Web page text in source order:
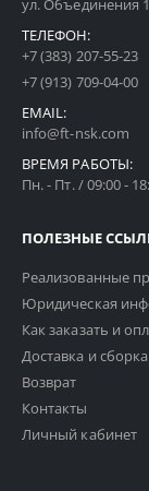
ул. Объединения
ТЕЛЕФОН:
+7 (383) 207-55-23
+7 (913) 709-04-00
EMAIL:
info@ft-nsk.com
ВРЕМЯ РАБОТЫ:
Пн. - Пт. / 09:00 -
ПОЛЕЗНЫЕ
Реализованные
Юридическая
Как заказать и
Доставка и сборка
Возврат
Контакты
Личный кабинет